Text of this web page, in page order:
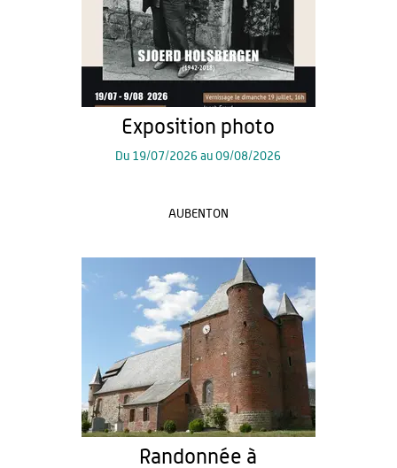
Exposition photo
Du 19/07/2026 au09/08/2026
AUBENTON
Randonnée à